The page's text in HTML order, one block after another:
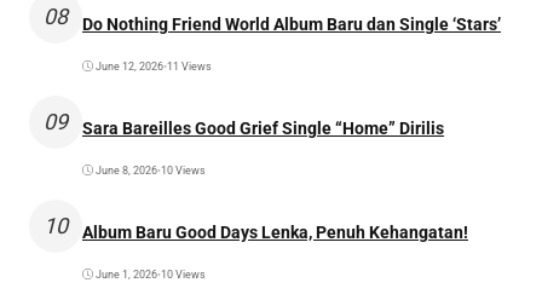
08 Do Nothing Friend World Album Baru dan Single ‘Stars’
June 12, 2026•11 Views
09 Sara Bareilles Good Grief Single “Home” Dirilis
June 8, 2026•10 Views
10 Album Baru Good Days Lenka, Penuh Kehangatan!
June 1, 2026•10 Views